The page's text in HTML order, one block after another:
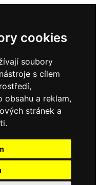
cookies
soubory
s cílem
obsahu a reklam,
stránek a